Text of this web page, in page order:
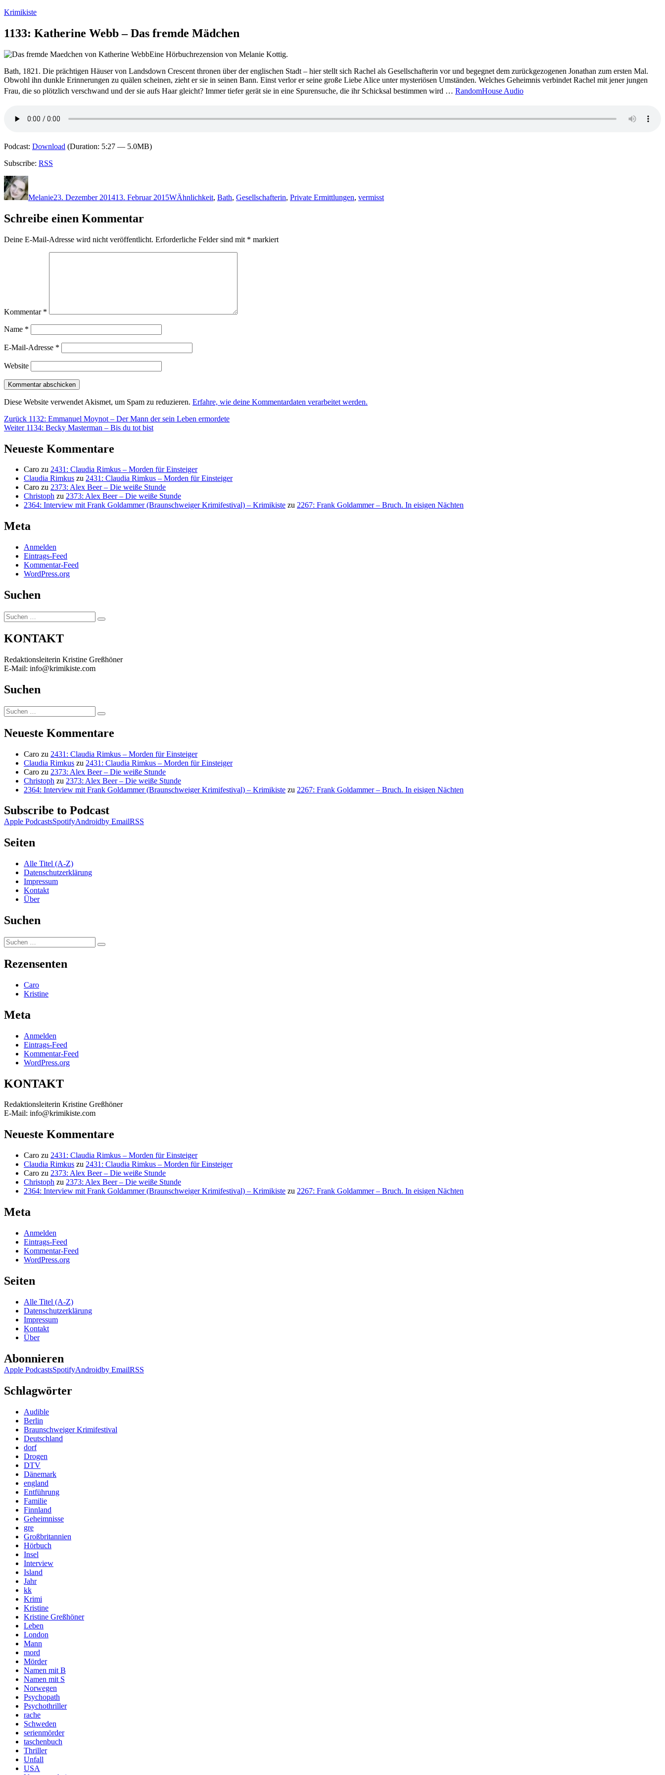
Zum
springen
Krimikiste
1133: Katherine Webb – Das fremde Mädchen
Eine Hörbuchrezension von Melanie Kottig.
Bath, 1821. Die prächtigen Häuser von Landsdown Crescent thronen über der englischen Stadt – hier stellt sich Rachel als Gesellschafterin vor und begegnet dem zurückgezogenen Jonathan zum ersten Mal.
Obwohl ihn dunkle Erinnerungen zu quälen scheinen, zieht er sie in seinen Bann. Einst verlor er seine große Liebe Alice unter mysteriösen Umständen. Welches Geheimnis verbindet Rachel mit jener jungen
Frau, die so plötzlich verschwand und der sie aufs Haar gleicht? Immer tiefer gerät sie in eine Spurensuche, die ihr Schicksal bestimmen wird … RandomHouse Audio
Podcast: Download (Duration: 5:27 — 5.0MB)
Subscribe: RSS
Autor
Melanie23. Dezember 201413. Februar 2015WÄhnlichkeit, Bath, Gesellschafterin, Private Ermittlungen, vermisst
Schreibe einen Kommentar
Deine E-Mail-Adresse wird nicht veröffentlicht. Erforderliche Felder sind mit * markiert
Kommentar *
Name *
E-Mail-Adresse *
Website
Diese Website verwendet Akismet, um Spam zu reduzieren. Erfahre, wie deine Kommentardaten verarbeitet werden.
Beitragsnavigation
Zurück Vorheriger
Beitrag:
1132: Emmanuel Moynot – Der Mann der sein Leben ermordete
Weiter Nächster
1134: Becky Masterman – Bis du tot bist
Neueste Kommentare
Caro zu 2431: Claudia Rimkus – Morden für Einsteiger
Claudia Rimkus zu 2431: Claudia Rimkus – Morden für Einsteiger
Caro zu 2373: Alex Beer – Die weiße Stunde
Christoph zu 2373: Alex Beer – Die weiße Stunde
2364: Interview mit Frank Goldammer (Braunschweiger Krimifestival) – Krimikiste zu 2267: Frank Goldammer – Bruch. In eisigen Nächten
Meta
Anmelden
Eintrags-Feed
Kommentar-Feed
WordPress.org
Suchen
Suchen
nach:
Suchen
KONTAKT
Redaktionsleiterin Kristine Greßhöner
E-Mail: info@krimikiste.com
Suchen
Suchen
nach:
Suchen
Neueste Kommentare
Caro zu 2431: Claudia Rimkus – Morden für Einsteiger
Claudia Rimkus zu 2431: Claudia Rimkus – Morden für Einsteiger
Caro zu 2373: Alex Beer – Die weiße Stunde
Christoph zu 2373: Alex Beer – Die weiße Stunde
2364: Interview mit Frank Goldammer (Braunschweiger Krimifestival) – Krimikiste zu 2267: Frank Goldammer – Bruch. In eisigen Nächten
Subscribe to Podcast
Apple PodcastsSpotifyAndroidby EmailRSS
Seiten
Alle Titel (A-Z)
Datenschutzerklärung
Impressum
Kontakt
Über
Suchen
Suchen
nach:
Suchen
Rezensenten
Caro
Kristine
Meta
Anmelden
Eintrags-Feed
Kommentar-Feed
WordPress.org
KONTAKT
Redaktionsleiterin Kristine Greßhöner
E-Mail: info@krimikiste.com
Neueste Kommentare
Caro zu 2431: Claudia Rimkus – Morden für Einsteiger
Claudia Rimkus zu 2431: Claudia Rimkus – Morden für Einsteiger
Caro zu 2373: Alex Beer – Die weiße Stunde
Christoph zu 2373: Alex Beer – Die weiße Stunde
2364: Interview mit Frank Goldammer (Braunschweiger Krimifestival) – Krimikiste zu 2267: Frank Goldammer – Bruch. In eisigen Nächten
Meta
Anmelden
Eintrags-Feed
Kommentar-Feed
WordPress.org
Seiten
Alle Titel (A-Z)
Datenschutzerklärung
Impressum
Kontakt
Über
Abonnieren
Apple PodcastsSpotifyAndroidby EmailRSS
Schlagwörter
Audible
Berlin
Braunschweiger Krimifestival
Deutschland
dorf
Drogen
DTV
Dänemark
england
Entführung
Familie
Finnland
Geheimnisse
gre
Großbritannien
Hörbuch
Insel
Interview
Island
Jahr
kk
Krimi
Kristine
Kristine Greßhöner
Leben
London
Mann
mord
Mörder
Namen mit B
Namen mit S
Norwegen
Psychopath
Psychothriller
rache
Schweden
serienmörder
taschenbuch
Thriller
Unfall
USA